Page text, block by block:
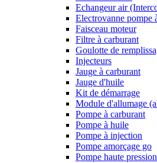
Echangeur air
Electrovanne pompe
Faisceau moteur
Filtre à carburant
Goulotte de
Injecteurs
Jauge à carburant
Jauge d'huile
Kit de démarrage
Module d'allumage
Pompe à carburant
Pompe à huile
Pompe à injection
Pompe amorçage go
Pompe haute pression